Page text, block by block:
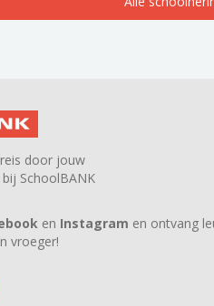
door jouw
SchoolBANK
en Instagram en ontvang
vroeger!